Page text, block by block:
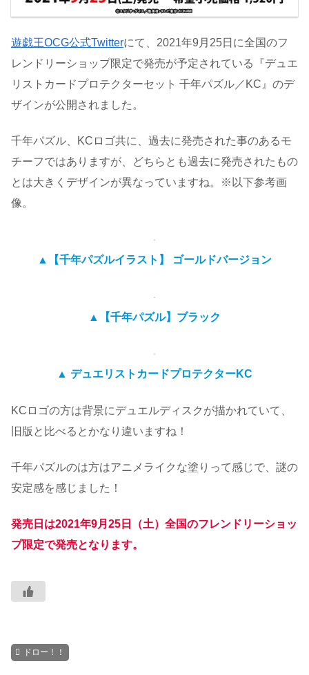
遊戯王OCG公式Twitterにて、2021年9月25日に全国のフ
レンドリーショップ限定で発売が予定されている『デュエ
リストカードプロテクターセット 千年パズル／KC』のデ
ザインが公開されました。
千年パズル、KCロゴ共に、過去に発売された事のあるモ
チーフではありますが、どちらとも過去に発売されたもの
とは大きくデザインが異なっていますね。※以下参考画
像。
▲【千年パズルイラスト】 ゴールドバージョン
▲【千年パズル】ブラック
▲ デュエリストカードプロテクターKC
KCロゴの方は背景にデュエルディスクが描かれていて、
旧版と比べるとかなり違いますね！
千年パズルのは方はアニメライクな塗りって感じで、謎の
安定感を感じました！
発売日は2021年9月25日（土）全国のフレンドリーショッ
プ限定で発売となります。
ドロー！！